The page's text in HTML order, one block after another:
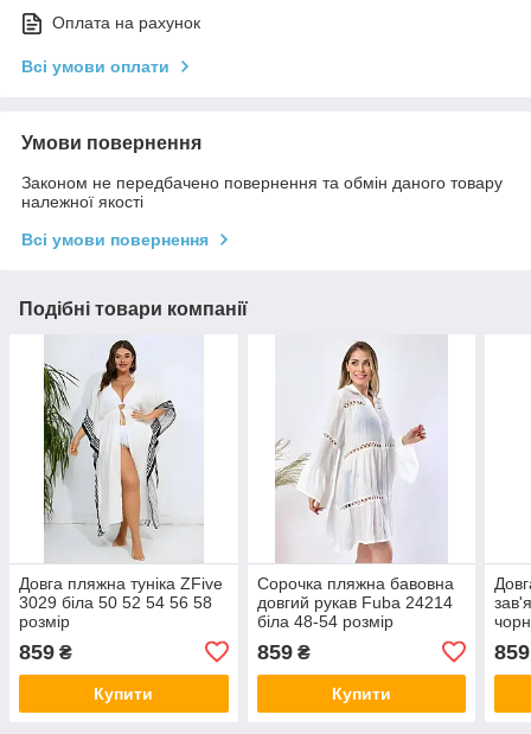
Оплата на рахунок
Всі умови оплати
Умови повернення
Законом не передбачено повернення та обмін даного товару
належної якості
Всі умови повернення
Подібні товари компанії
Довга пляжна туніка ZFive
3029 біла 50 52 54 56 58
розмір
859 ₴
Купити
Сорочка пляжна бавовна
довгий рукав Fuba 24214
біла 48-54 розмір
859₴
Купити
859